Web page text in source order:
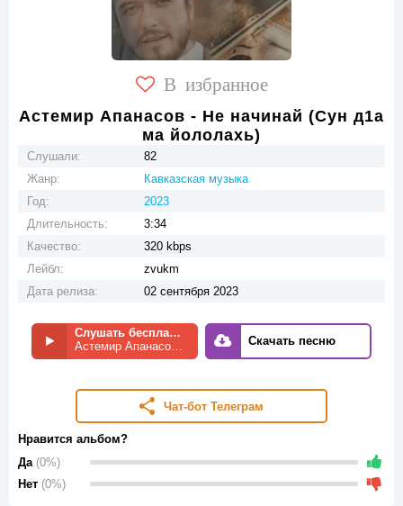
В избранное
Астемир Апанасов - Не начинай (Сун д1а
ма йололахь)
Слушали:
82
Жанр:
Кавказская музыка
Год:
2023
Длительность:
3:34
Качество:
320 kbps
Лейбл:
zvukm
Дата релиза:
02 сентября 2023
Слушать бесплатно
Астемир Апанасов - Не начинай (Сун д1а ма йололахь)
Скачать песню
Чат-бот Телеграм
Нравится альбом?
Да (0%)
Нет (0%)